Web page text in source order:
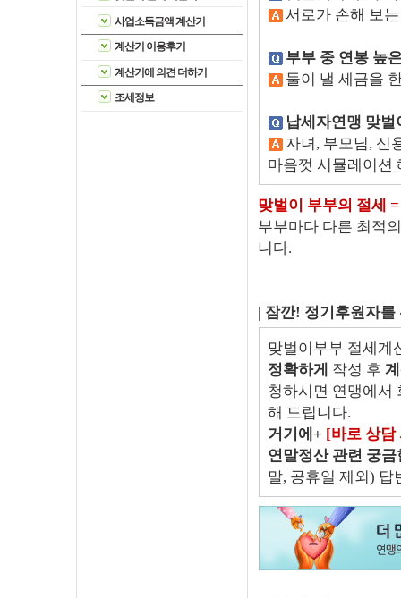
사업소득금액 계산기
계산기 이용후기
계산기에 의견 더하기
조세정보
서로가 손해 보
부부 중 연봉 높
둘이 낼 세금을
납세자연맹 맞
자녀, 부모님, 신
마음껏 시뮬레이션
맞벌이 부부의 절세
부부마다 다른 최적
니다.
| 잠깐! 정기후원자를
맞벌이부부 절세계
정확하게 작성 후
청하시면 연맹에서
해 드립니다.
거기에+ [바로 상담
연말정산 관련 궁금
말, 공휴일 제외) 답